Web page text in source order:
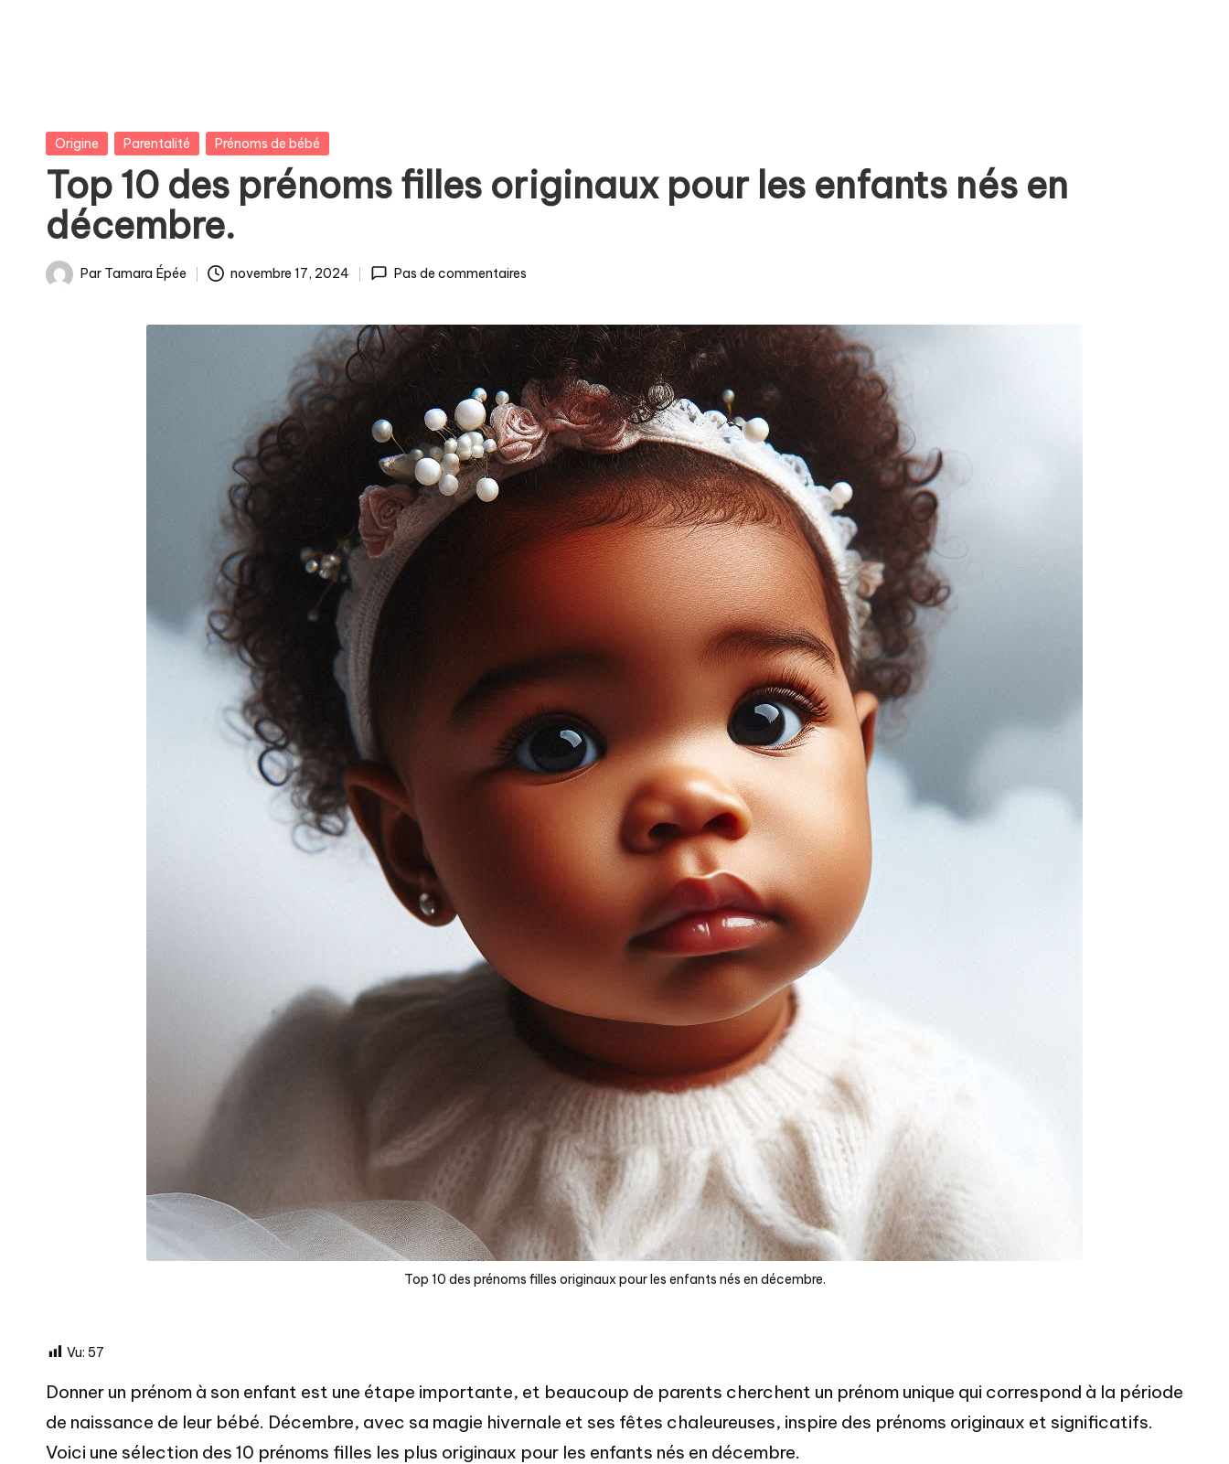
Posted
Origine Parentalité Prénoms de bébé
Top 10 des prénoms filles originaux pour les enfants nés en
décembre.
Publié
Par Tamara Épée novembre 17, 2024 Pas de commentaires
Top 10 des prénoms filles originaux pour les enfants nés en décembre.
Vu: 57
Donner un prénom à son enfant est une étape importante, et beaucoup de parents cherchent un prénom unique qui correspond à la période
de naissance de leur bébé. Décembre, avec sa magie hivernale et ses fêtes chaleureuses, inspire des prénoms originaux et significatifs.
Voici une sélection des 10 prénoms filles les plus originaux pour les enfants nés en décembre.